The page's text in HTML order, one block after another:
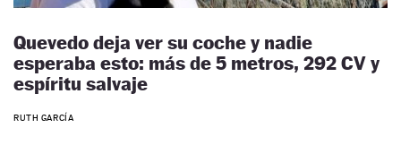
Quevedo deja ver su coche y nadie
esperaba esto: más de 5 metros, 292 CV y
espíritu salvaje
RUTH GARCÍA